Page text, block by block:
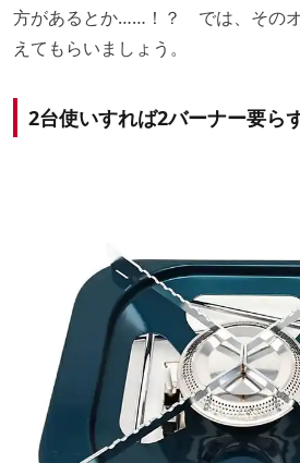
方があるとか……！？ では、その
えてもらいましょう。
2台使いすれば2バーナー要ら